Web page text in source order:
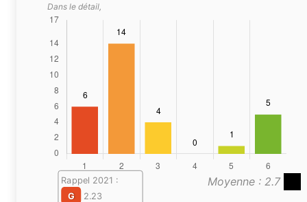
Dans le détail,
Moyenne : 2.7
Rappel 2021 :
G
2.23